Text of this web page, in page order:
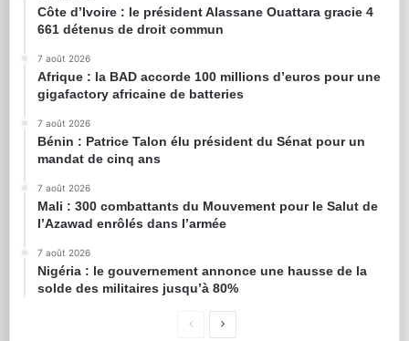
Côte d’Ivoire : le président Alassane Ouattara gracie 4
661 détenus de droit commun
7 août 2026
Afrique : la BAD accorde 100 millions d’euros pour une
gigafactory africaine de batteries
7 août 2026
Bénin : Patrice Talon élu président du Sénat pour un
mandat de cinq ans
7 août 2026
Mali : 300 combattants du Mouvement pour le Salut de
l’Azawad enrôlés dans l’armée
7 août 2026
Nigéria : le gouvernement annonce une hausse de la
solde des militaires jusqu’à 80%